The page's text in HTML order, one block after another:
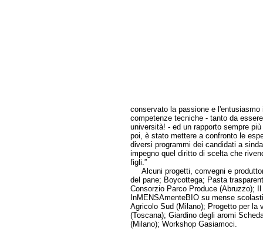
conservato la passione e
competenze tecniche - tanto da
università! - ed un rapporto sempre
poi, è stato mettere a confronto le
diversi programmi dei candidati a
impegno quel diritto di scelta che
figli.”
Alcuni progetti, convegni e
del pane; Boycottega; Pasta
Consorzio Parco Produce (Abruzzo);
InMENSAmenteBIO su mense
Agricolo Sud (Milano); Progetto per la
(Toscana); Giardino degli aromi
(Milano); Workshop Gasiamoci.